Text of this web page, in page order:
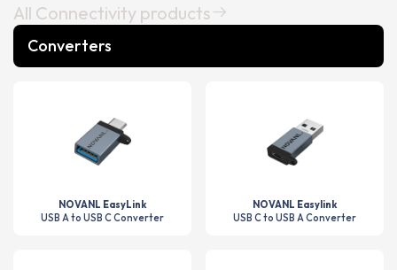
All Connectivity products
Converters
NOVANL EasyLink
USB A to USB C Converter
NOVANL Easylink
USB C to USB A Converter